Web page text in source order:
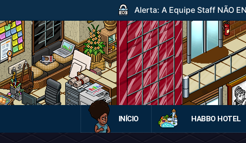
Alerta: A Equipe Staff NÃO
INÍCIO HABBO HOTEL